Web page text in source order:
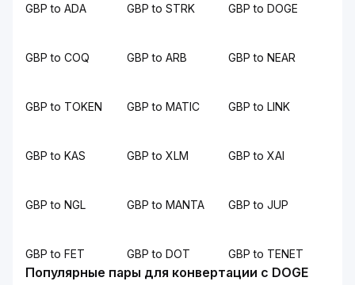
GBP to ADA GBP to STRK GBP to DOGE
GBP to COQ GBP to ARB GBP to NEAR
GBP to TOKEN GBP to MATIC GBP to LINK
GBP to KAS GBP to XLM GBP to XAI
GBP to NGL GBP to MANTA GBP to JUP
GBP to FET GBP to DOT GBP to TENET
Популярные пары для конвертации с DOGE